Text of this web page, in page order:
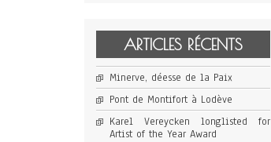
ARTICLES RÉCENTS
Minerve, déesse de la Paix
Pont de Montifort à Lodève
Karel Vereycken longlisted for
Artist of the Year Award